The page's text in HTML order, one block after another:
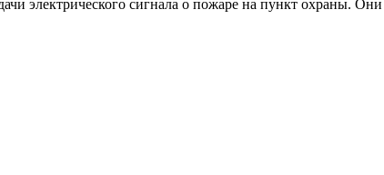
электрического сигнала о пожаре на пункт охраны.